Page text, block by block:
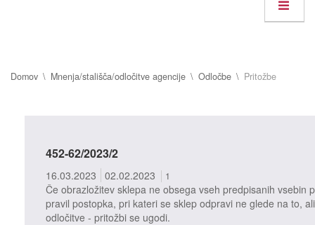
Domov Mnenja/stališča/odločitve agencije Odločbe Pritožbe
452-62/2023/2
16.03.2023 02.02.2023 1
Če obrazložitev sklepa ne obsega vseh predpisanih vsebin
pravil postopka, pri kateri se sklep odpravi ne glede na to,
odločitve - pritožbi se ugodi.